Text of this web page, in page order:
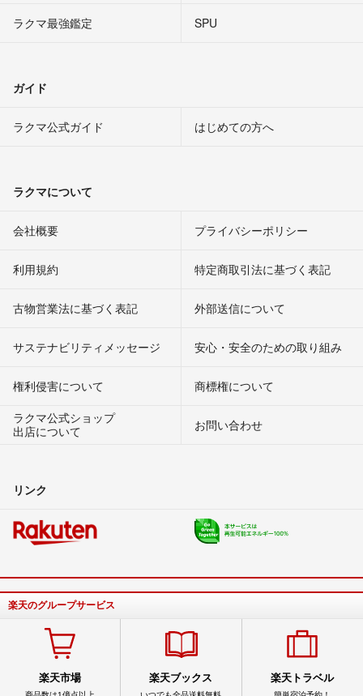
ラクマ最強鑑定
SPU
ガイド
ラクマ公式ガイド はじめての方へ
ラクマについて
会社概要 プライバシーポリシー
利用規約 特定商取引法に基づく表記
古物営業法に基づく表記 外部送信について
サステナビリティメッセージ 安心・安全のための取り組み
権利侵害について
商標権について
ラクマ公式ショップ
出店について
お問い合わせ
リンク
楽天のグループサービス
楽天市場 楽天ブックス 楽天トラベル